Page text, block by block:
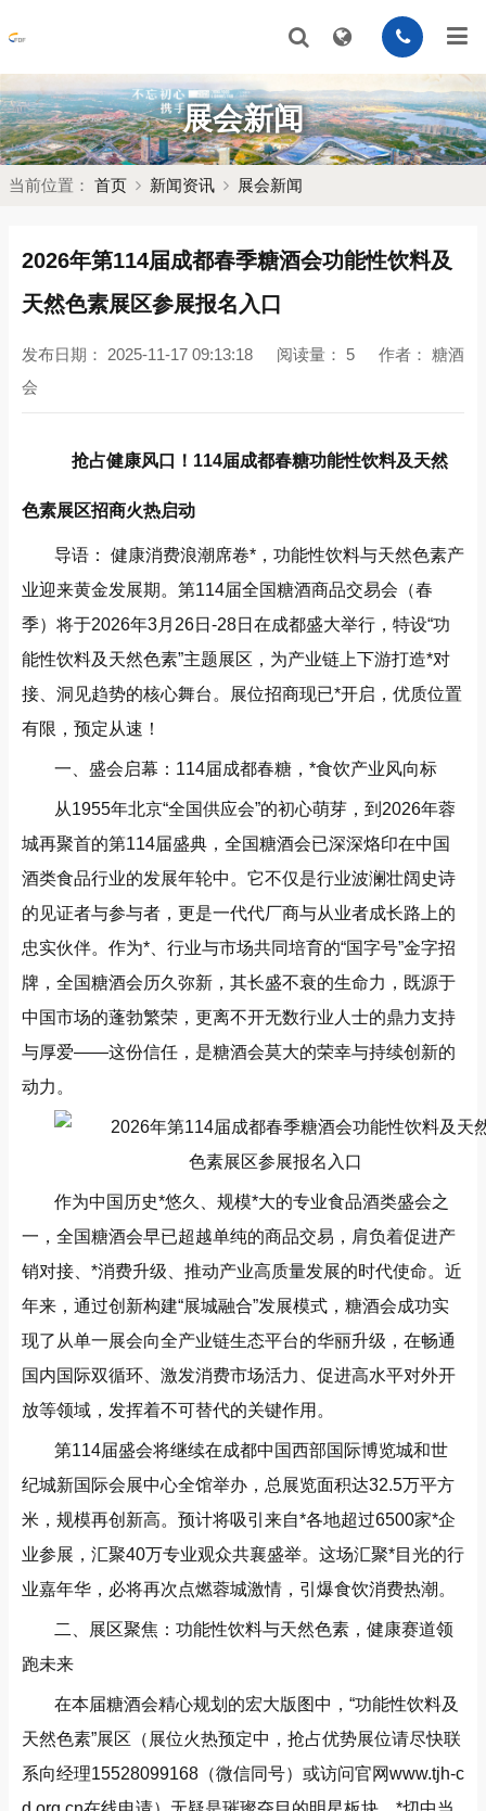
展会新闻
当前位置： 首页 新闻资讯 展会新闻
2026年第114届成都春季糖酒会功能性饮料及
天然色素展区参展报名入口
发布日期： 2025-11-17 09:13:18 阅读量： 5 作者： 糖酒
会
抢占健康风口！114届成都春糖功能性饮料及天然
色素展区招商火热启动
导语： 健康消费浪潮席卷*，功能性饮料与天然色素产
业迎来黄金发展期。第114届全国糖酒商品交易会（春
季）将于2026年3月26日-28日在成都盛大举行，特设“功
能性饮料及天然色素”主题展区，为产业链上下游打造*对
接、洞见趋势的核心舞台。展位招商现已*开启，优质位置
有限，预定从速！
一、盛会启幕：114届成都春糖，*食饮产业风向标
从1955年北京“全国供应会”的初心萌芽，到2026年蓉
城再聚首的第114届盛典，全国糖酒会已深深烙印在中国
酒类食品行业的发展年轮中。它不仅是行业波澜壮阔史诗
的见证者与参与者，更是一代代厂商与从业者成长路上的
忠实伙伴。作为*、行业与市场共同培育的“国字号”金字招
牌，全国糖酒会历久弥新，其长盛不衰的生命力，既源于
中国市场的蓬勃繁荣，更离不开无数行业人士的鼎力支持
与厚爱——这份信任，是糖酒会莫大的荣幸与持续创新的
动力。
作为中国历史*悠久、规模*大的专业食品酒类盛会之
一，全国糖酒会早已超越单纯的商品交易，肩负着促进产
销对接、*消费升级、推动产业高质量发展的时代使命。近
年来，通过创新构建“展城融合”发展模式，糖酒会成功实
现了从单一展会向全产业链生态平台的华丽升级，在畅通
国内国际双循环、激发消费市场活力、促进高水平对外开
放等领域，发挥着不可替代的关键作用。
第114届盛会将继续在成都中国西部国际博览城和世
纪城新国际会展中心全馆举办，总展览面积达32.5万平方
米，规模再创新高。预计将吸引来自*各地超过6500家*企
业参展，汇聚40万专业观众共襄盛举。这场汇聚*目光的行
业嘉年华，必将再次点燃蓉城激情，引爆食饮消费热潮。
二、展区聚焦：功能性饮料与天然色素，健康赛道领
跑未来
在本届糖酒会精心规划的宏大版图中，“功能性饮料及
天然色素”展区（展位火热预定中，抢占优势展位请尽快联
系向经理15528099168（微信同号）或访问官网www.tjh-c